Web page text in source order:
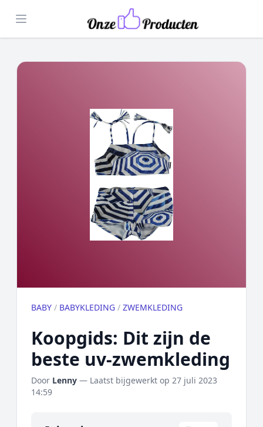
Open menu
BABY / BABYKLEDING / ZWEMKLEDING
Koopgids: Dit zijn de
beste uv-zwemkleding
Door Lenny — Laatst bijgewerkt op 27 juli 2023
14:59